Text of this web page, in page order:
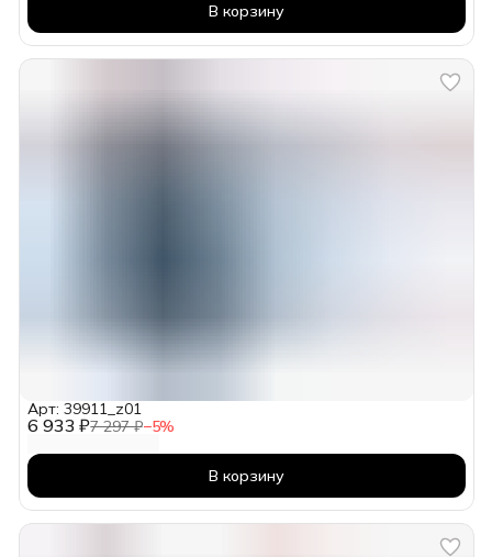
В корзину
6 933 ₽7 297 ₽−5%
Арт: 39911_z01
В корзину